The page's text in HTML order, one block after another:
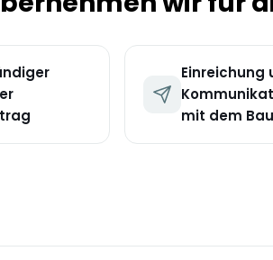
Einreichung
mit dem